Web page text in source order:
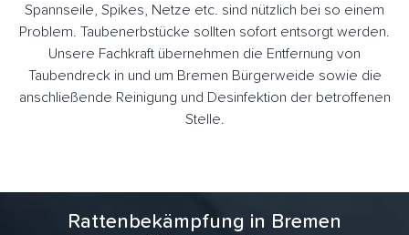
Spannseile, Spikes, Netze etc. sind nützlich bei so einem
Problem. Taubenerbstücke sollten sofort entsorgt werden.
Unsere Fachkraft übernehmen die Entfernung von
Taubendreck in und um Bremen Bürgerweide sowie die
anschließende Reinigung und Desinfektion der betroffenen
Stelle.
Rattenbekämpfung in Bremen